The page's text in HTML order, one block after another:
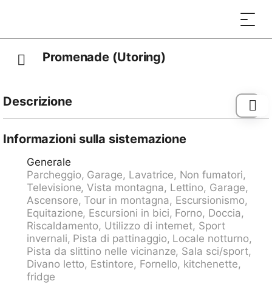
Promenade (Utoring)
Descrizione
500 m dal centro, posizione tranquilla. Nella casa: sala
sci, riscaldamento centralizzato, lavatrice (in comune).
Accesso fino alla casa (strada di montagna). In
inverno per favore portare le catene da neve, in
inverno consigliato 4x4. Parcheggio (numero posti
limitato, extra) presso la casa, autorimessa (extra),
garage pubblico a 800 m. Negozio 500 m, fermata
bus "Arosa, Rathaus" 400 m, stazione ferroviaria
"Arosa" 1 km. Impianti di risalita, piste da sci, pista per
slitte 500 m. Possibilità di servizio consegna a
domicilio. Sentieri per belle passeggiate direttamente
Informazioni sulla sistemazione
Generale
Parcheggio, Garage, Lavatrice, Non fumatori,
Televisione, Vista montagna, Lettino, Garage,
Ascensore, Tour in montagna, Escursionismo,
Equitazione, Escursioni in bici, Forno, Doccia,
Riscaldamento, Utilizzo di internet, Sport
invernali, Pista di pattinaggio, Locale notturno,
Pista da slittino nelle vicinanze, Sala sci/sport,
Divano letto, Estintore, Fornello, kitchenette,
fridge